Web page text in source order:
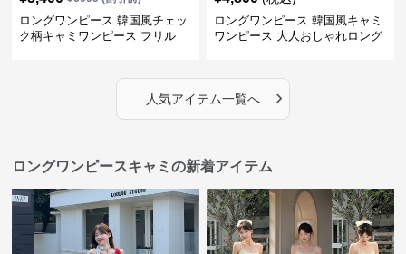
ロングワンピース 韓国風チェッ
ク柄キャミワンピース フリル
ロングワンピース 韓国風キャミ
ワンピース 大人おしゃれロング
人気アイテム一覧へ ›
ロングワンピースキャミの新着アイテム